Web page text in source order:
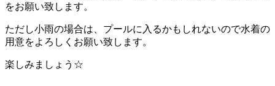
をお願い致します。
ただし小雨の場合は、プールに入るかもしれないので水着の
用意をよろしくお願い致します。
楽しみましょう☆